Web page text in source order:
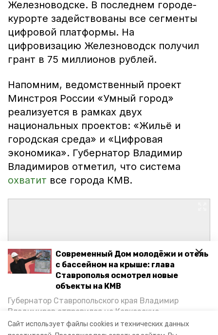
Сайт использует файлы cookies и технических данных
Современный Дом молодёжи и отель
с бассейном на крыше: глава
Ставрополья осмотрел новые
объекты на КМВ
Губернатор Ставропольского края Владимир
Владимиров отправился на Кавказские
Минеральные Воды, чтобы проинспектировать
строительство объектов в Кисловодске и
Железноводске. В последнем городе-
курорте задействованы все сегменты
цифровой платформы. На
цифровизацию Железноводск получил
грант в 75 миллионов рублей.
Напомним, ведомственный проект
Минстроя России «Умный город»
реализуется в рамках двух
национальных проектов: «Жильё и
городская среда» и «Цифровая
экономика». Губернатор Владимир
Владимиров отметил, что система
охватит все города КМВ.